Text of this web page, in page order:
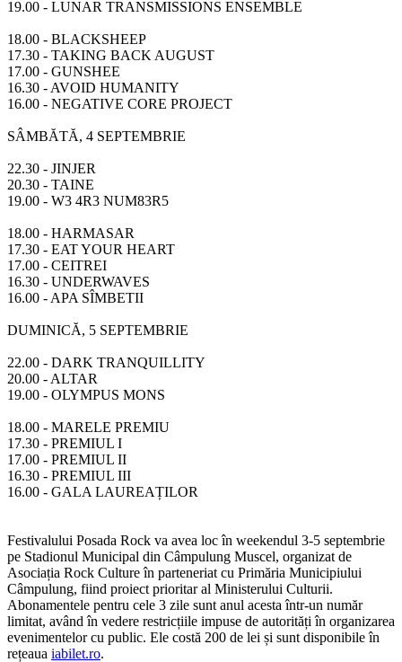
19.00 - LUNAR TRANSMISSIONS ENSEMBLE
18.00 - BLACKSHEEP
17.30 - TAKING BACK AUGUST
17.00 - GUNSHEE
16.30 - AVOID HUMANITY
16.00 - NEGATIVE CORE PROJECT
SÂMBĂTĂ, 4 SEPTEMBRIE
22.30 - JINJER
20.30 - TAINE
19.00 - W3 4R3 NUM83R5
18.00 - HARMASAR
17.30 - EAT YOUR HEART
17.00 - CEITREI
16.30 - UNDERWAVES
16.00 - APA SÎMBETII
DUMINICĂ, 5 SEPTEMBRIE
22.00 - DARK TRANQUILLITY
20.00 - ALTAR
19.00 - OLYMPUS MONS
18.00 - MARELE PREMIU
17.30 - PREMIUL I
17.00 - PREMIUL II
16.30 - PREMIUL III
16.00 - GALA LAUREAȚILOR
Festivalului Posada Rock va avea loc în weekendul 3-5 septembrie
pe Stadionul Municipal din Câmpulung Muscel, organizat de
Asociația Rock Culture în parteneriat cu Primăria Municipiului
Câmpulung, fiind proiect prioritar al Ministerului Culturii.
Abonamentele pentru cele 3 zile sunt anul acesta într-un număr
limitat, având în vedere restricțiile impuse de autorități în organizarea
evenimentelor cu public. Ele costă 200 de lei și sunt disponibile în
rețeaua iabilet.ro.